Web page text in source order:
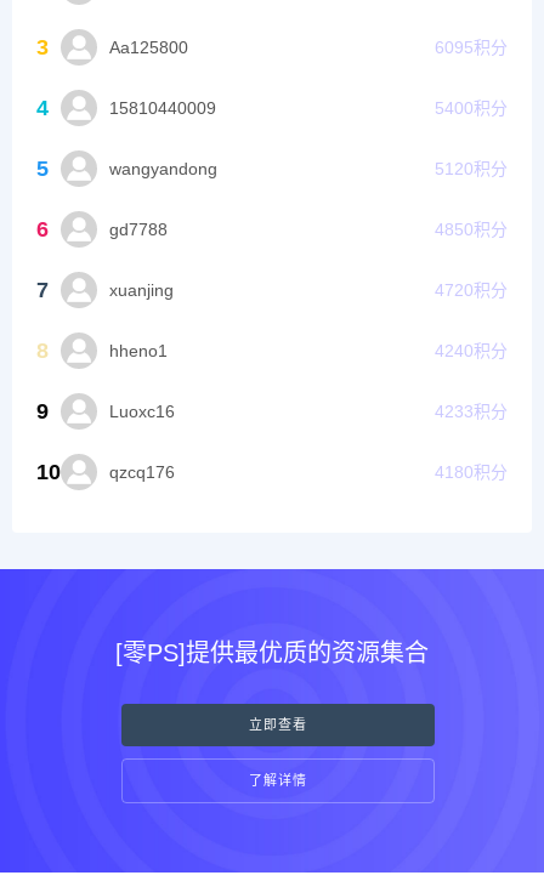
3 Aa125800 6095积分
4 15810440009 5400积分
5 wangyandong 5120积分
6 gd7788 4850积分
7 xuanjing 4720积分
8 hheno1 4240积分
9 Luoxc16 4233积分
10 qzcq176 4180积分
[零PS]提供最优质的资源集合
立即查看
了解详情